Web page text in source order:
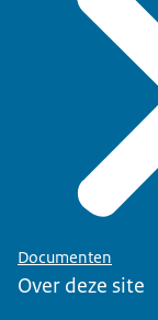
Documenten
Over deze site